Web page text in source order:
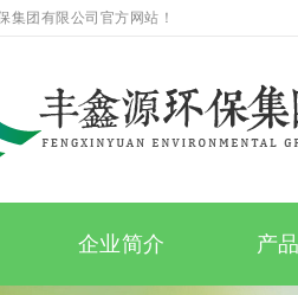
集团有限公司官方网站！
企业简介 产